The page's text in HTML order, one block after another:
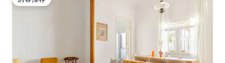
房客推荐